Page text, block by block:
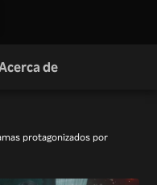
de
protagonizados por